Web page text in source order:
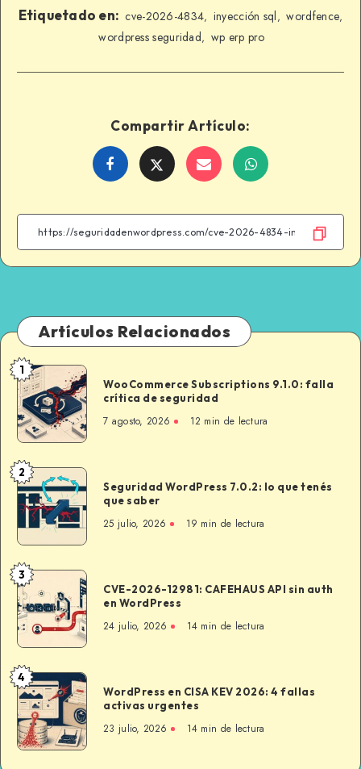
Etiquetado en: cve-2026-4834, inyección sql, wordfence,
wordpress seguridad, wp erp pro
Compartir Artículo:
Share
Facebook
Share
Twitter
Share
Email
Share
WhatsApp
Artículos Relacionados
WooCommerce
Subscriptions
9.1.0:
falla
crítica
de
seguridad
1
WooCommerce Subscriptions 9.1.0: falla
crítica de seguridad
7 agosto, 2026 12 min de lectura
Seguridad
WordPress
7.0.2:
lo
que
tenés
que
saber
2
Seguridad WordPress 7.0.2: lo que tenés
que saber
25 julio, 2026 19 min de lectura
CVE-
2026-
12981:
CAFEHAUS
API
sin
auth
en
WordPress
3
CVE-2026-12981: CAFEHAUS API sin auth
en WordPress
24 julio, 2026 14 min de lectura
WordPress
en
CISA
KEV
2026:
4
WordPress en CISA KEV 2026: 4 fallas
activas urgentes
23 julio, 2026 14 min de lectura